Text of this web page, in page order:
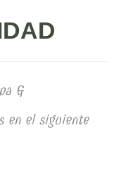
&
en el siguiente